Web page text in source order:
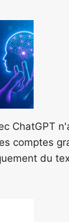
ChatGPT
comptes
du